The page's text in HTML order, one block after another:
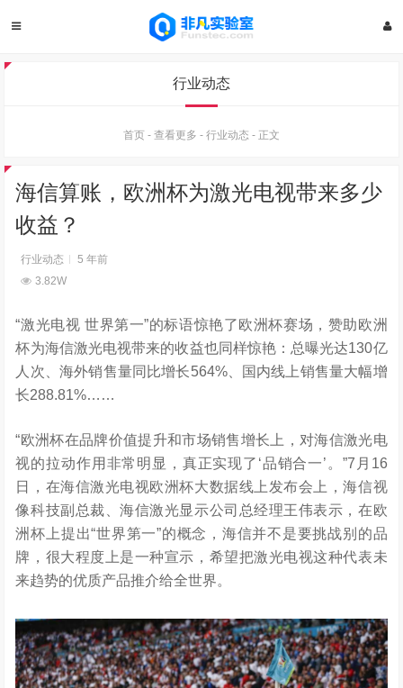
行业动态
首页 - 查看更多 - 行业动态 - 正文
海信算账，欧洲杯为激光电视带来多少
收益？
行业动态
5 年前
3.82W
“激光电视 世界第一”的标语惊艳了欧洲杯赛场，赞助欧洲
杯为海信激光电视带来的收益也同样惊艳：总曝光达130亿
人次、海外销售量同比增长564%、国内线上销售量大幅增
长288.81%……
“欧洲杯在品牌价值提升和市场销售增长上，对海信激光电
视的拉动作用非常明显，真正实现了‘品销合一’。”7月16
日，在海信激光电视欧洲杯大数据线上发布会上，海信视
像科技副总裁、海信激光显示公司总经理王伟表示，在欧
洲杯上提出“世界第一”的概念，海信并不是要挑战别的品
牌，很大程度上是一种宣示，希望把激光电视这种代表未
来趋势的优质产品推介给全世界。